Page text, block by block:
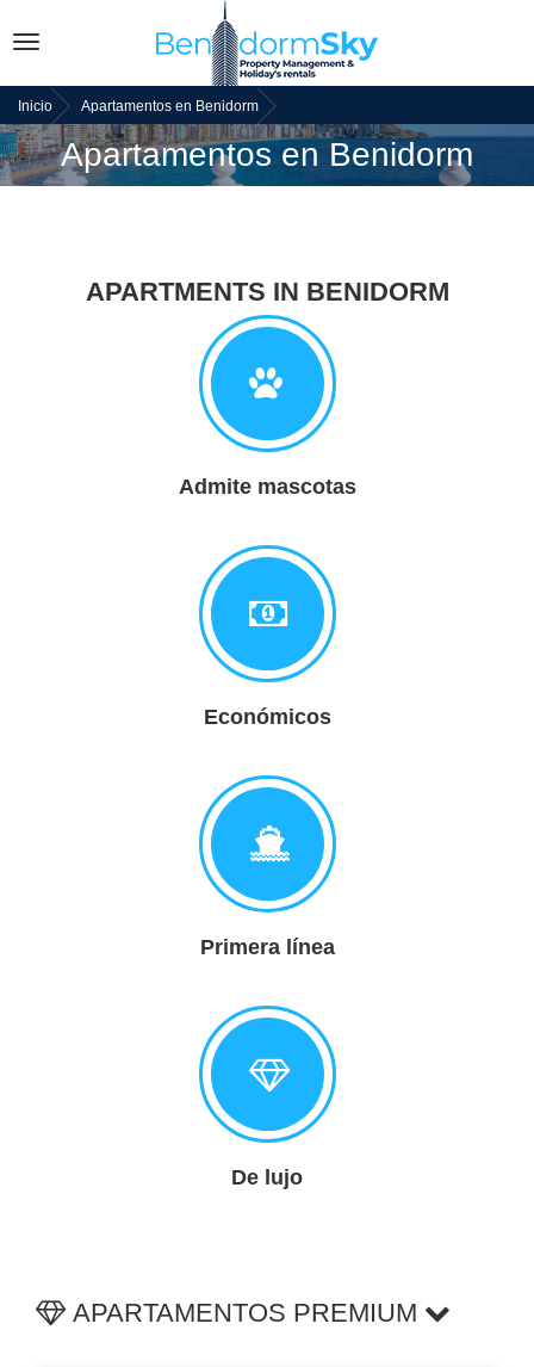
Toggle
Inicio Apartamentos en Benidorm
Apartamentos en Benidorm
APARTMENTS IN BENIDORM
Admite mascotas
Económicos
Primera línea
De lujo
APARTAMENTOS PREMIUM